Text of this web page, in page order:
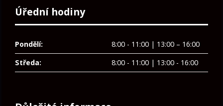
Úřední hodiny
Pondělí:
8:00 - 11:00 | 13:00 – 16:00
Středa:
8:00 - 11:00 | 13:00 - 16:00